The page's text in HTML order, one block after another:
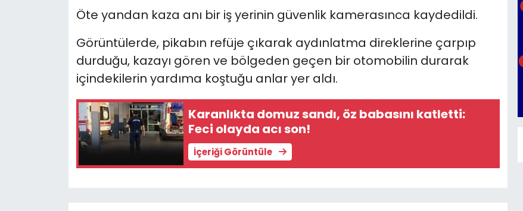
Öte yandan kaza anı bir iş yerinin güvenlik kamerasınca kaydedildi.
Görüntülerde, pikabın refüje çıkarak aydınlatma direklerine çarpıp
durduğu, kazayı gören ve bölgeden geçen bir otomobilin durarak
içindekilerin yardıma koştuğu anlar yer aldı.
Karanlıkta domuz sandı, öz babasını katletti:
Feci olayda acı son!
İçeriği Görüntüle